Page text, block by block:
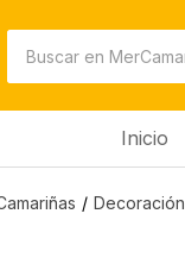
Inicio
Decoración